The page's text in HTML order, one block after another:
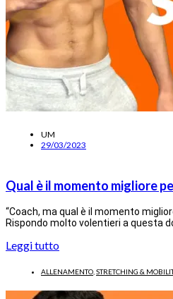
UM
29/03/2023
Qual è il momento migliore
“Coach, ma qual è il momento
Rispondo molto volentieri a questa
Leggi tutto
ALLENAMENTO STRETCHING &